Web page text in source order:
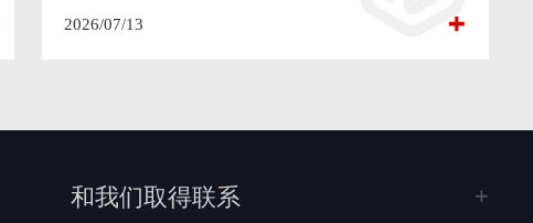
2026/07/13
和我们取得联系